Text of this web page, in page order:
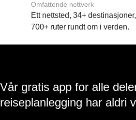
Omfattende nettverk
Ett nettsted, 34+ destinasjoner,
700+ ruter rundt om i verden.
Vår gratis app for alle
reiseplanlegging har aldri